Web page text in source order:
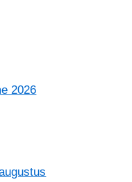
2026